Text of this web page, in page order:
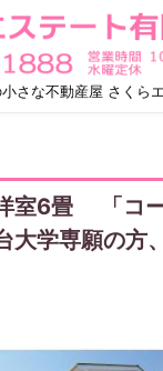
さな不動産屋 さくら
室6畳 「コ
大学専願の方